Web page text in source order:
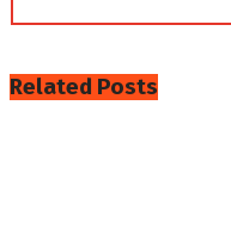
Related Posts